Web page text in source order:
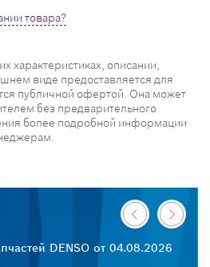
товара?
характеристиках, описании,
виде предоставляется для
публичной офертой. Она может
без предварительного
более подробной информации
DENSO от 04.08.2026